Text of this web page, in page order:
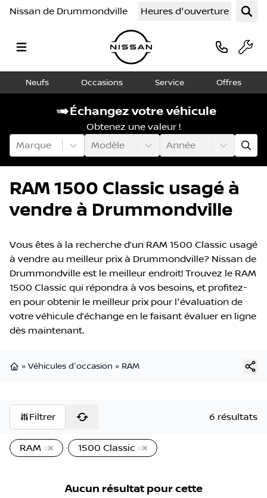
Nissan de Drummondville Heures d'ouverture
Neufs Occasions Service Offres
Échangez votre véhicule
Obtenez une valeur !
Marque
Modèle Année
RAM 1500 Classic usagé à
vendre à Drummondville
Vous êtes à la recherche d’un RAM 1500 Classic usagé
à vendre au meilleur prix à Drummondville? Nissan de
Drummondville est le meilleur endroit! Trouvez le RAM
1500 Classic qui répondra à vos besoins, et profitez-
en pour obtenir le meilleur prix pour l'évaluation de
votre véhicule d’échange en le faisant évaluer en ligne
dès maintenant.
» Véhicules d'occasion » RAM
Filtrer 6 résultats
RAM 1500 Classic
Aucun résultat pour cette